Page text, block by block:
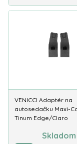
Kočíky Venicci
praktickosťou.
používanie,
kvalitné materiály.
základnom
Venicci na
Na
príslušenstva
VENICCI Adaptér na
autosedačku Maxi-
Tinum Edge/Claro
Skladom